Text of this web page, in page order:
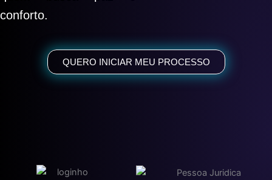
conforto.
QUERO INICIAR MEU PROCESSO